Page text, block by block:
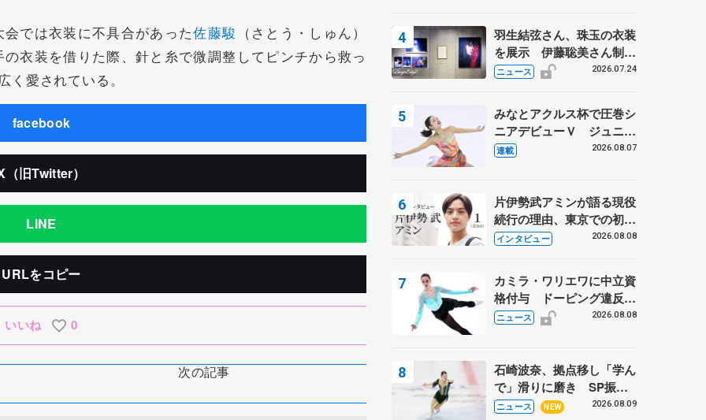
では衣装に不具合があった佐藤駿 （さとう・しゅん）
衣装を借りた際、針と糸で微調整してピンチから救っ
愛されている。
facebook
（旧Twitter）
LINE
URLをコピー
いいね 0
次の記事
羽生結弦さん、珠玉の衣装
を展示 伊藤聡美さん制作
の一点もの、矢口亨さんが
ニュース 2026.07.24
みなとアクルス杯で圧巻シ
ニアデビューＶ ジュニア
で４シーズン無敗の島田麻
連載 2026.08.07
片伊勢武アミンが語る現役
続行の理由、東京での初め
ての一人暮らし 注目スケ
インタビュー 2026.08.08
カミラ・ワリエワに中立資
格付与 ドーピング違反で
処分、アレクサンドラ・イ
ニュース 2026.08.08
石崎波奈、拠点移し「学ん
で」滑りに磨き SP振り
付けは鈴木明子さん
ニュース NEW 2026.08.09